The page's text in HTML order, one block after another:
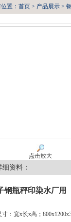
置： 首页 > 产品展示 >
点击放大
细资料：
钢瓶秤印染水厂用
：宽x长x高；